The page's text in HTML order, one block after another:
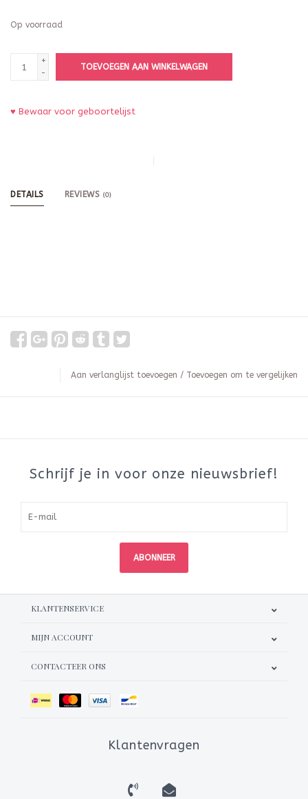
Op voorraad
+
-
TOEVOEGEN AAN WINKELWAGEN
♥ Bewaar voor geboortelijst
DETAILS REVIEWS (0)
Aan verlanglijst toevoegen / Toevoegen om te vergelijken
Schrijf je in voor onze nieuwsbrief!
ABONNEER
KLANTENSERVICE
MIJN ACCOUNT
CONTACTEER ONS
Klantenvragen